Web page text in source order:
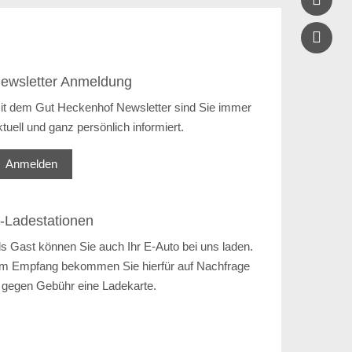
Anmeldung
dem Gut Heckenhof Newsletter sind Sie immer
und ganz persönlich informiert.
Anmelden
Ladestationen
Gast können Sie auch Ihr E-Auto bei uns laden.
Empfang bekommen Sie hierfür auf Nachfrage
Gebühr eine Ladekarte.